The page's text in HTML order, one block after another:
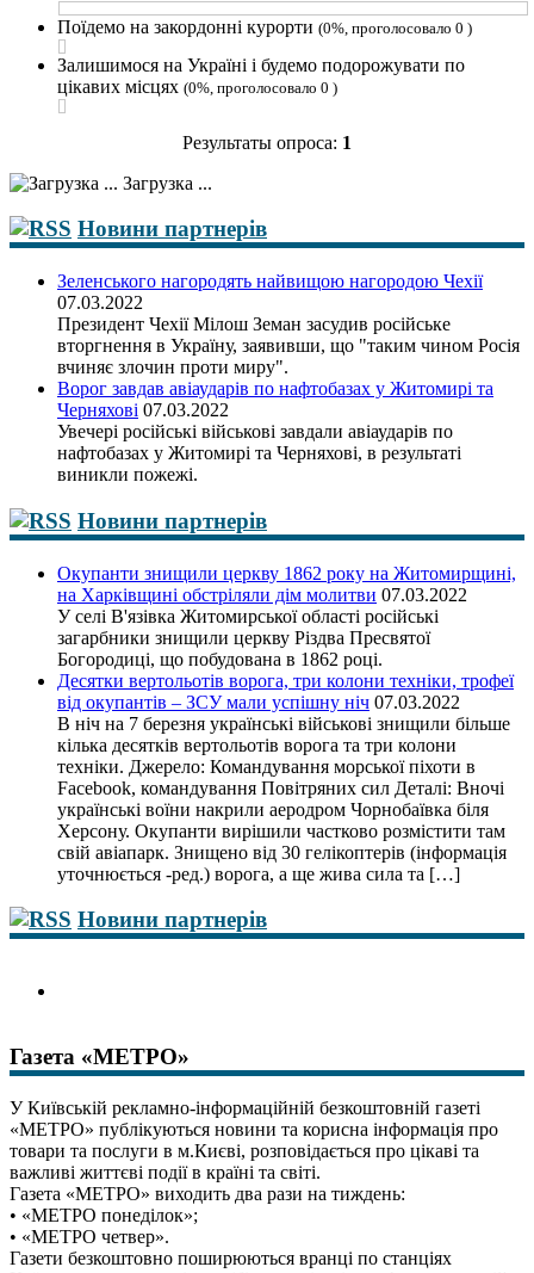
Поїдемо на закордонні курорти (0%, проголосовало 0 )
Залишимося на Україні і будемо подорожувати по
цікавих місцях (0%, проголосовало 0 )
Результаты опроса: 1
Загрузка ...
Новини партнерів
Зеленського нагородять найвищою нагородою Чехії
07.03.2022
Президент Чехії Мілош Земан засудив російське
вторгнення в Україну, заявивши, що "таким чином Росія
вчиняє злочин проти миру".
Ворог завдав авіаударів по нафтобазах у Житомирі та
Черняхові 07.03.2022
Увечері російські військові завдали авіаударів по
нафтобазах у Житомирі та Черняхові, в результаті
виникли пожежі.
Новини партнерів
Окупанти знищили церкву 1862 року на Житомирщині,
на Харківщині обстріляли дім молитви 07.03.2022
У селі В'язівка Житомирської області російські
загарбники знищили церкву Різдва Пресвятої
Богородиці, що побудована в 1862 році.
Десятки вертольотів ворога, три колони техніки, трофеї
від окупантів – ЗСУ мали успішну ніч 07.03.2022
В ніч на 7 березня українські військові знищили більше
кілька десятків вертольотів ворога та три колони
техніки. Джерело: Командування морської піхоти в
Facebook, командування Повітряних сил Деталі: Вночі
українські воїни накрили аеродром Чорнобаївка біля
Херсону. Окупанти вирішили частково розмістити там
свій авіапарк. Знищено від 30 гелікоптерів (інформація
уточнюється -ред.) ворога, а ще жива сила та […]
Новини партнерів
Газета «МЕТРО»
У Київській рекламно-інформаційній безкоштовній газеті
«МЕТРО» публікуються новини та корисна інформація про
товари та послуги в м.Києві, розповідається про цікаві та
важливі життєві події в країні та світі.
Газета «МЕТРО» виходить два рази на тиждень:
• «МЕТРО понеділок»;
• «МЕТРО четвер».
Газети безкоштовно поширюються вранці по станціях